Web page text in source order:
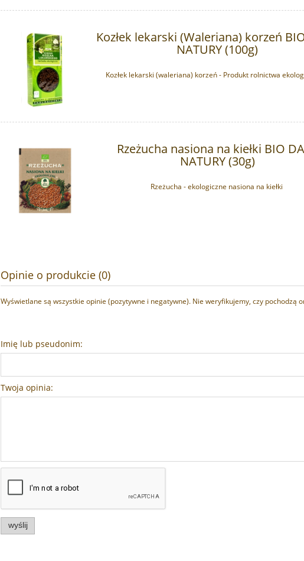
Kozłek lekarski (Waleriana) korzeń
NATURY (100g)
Kozłek lekarski (waleriana) korzeń - Produkt rolnictwa
Rzeżucha nasiona na kiełki BIO
NATURY (30g)
Rzeżucha - ekologiczne nasiona na kiełki
Opinie o produkcie (0)
Wyświetlane są wszystkie opinie (pozytywne i negatywne). Nie weryfikujemy, czy pochodzą
Imię lub pseudonim:
Twoja opinia:
wyślij